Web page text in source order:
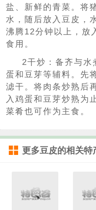
盐、新鲜的青菜。将
水，随后放入豆皮，
沸腾12分钟以上，放
食用。
2干炒：备齐与水
蛋和豆芽等辅料。先
滤干。将肉条炒熟后
入鸡蛋和豆芽炒熟为
菜肴也可作为主食。
更多豆皮的相关特